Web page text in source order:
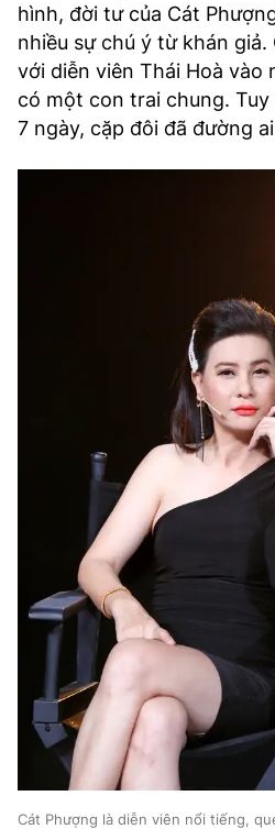
hình, đời tư của Cát
nhiều sự chú ý từ khán
với diễn viên Thái Hoà vào
có một con trai chung.
7 ngày, cặp đôi đã đường
Cát Phượng là diễn viên nổi tiếng,